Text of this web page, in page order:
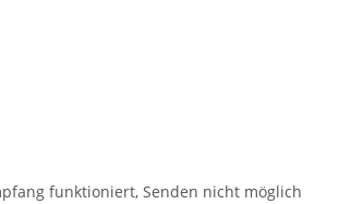
funktioniert, Senden nicht möglich